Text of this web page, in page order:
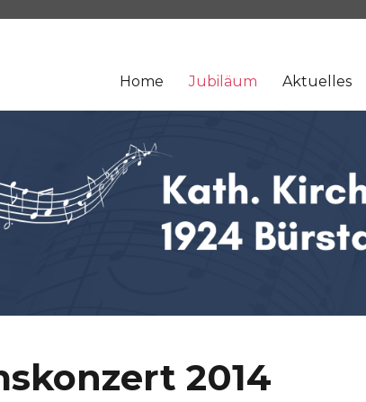
Home Jubiläum Aktuelles
2014